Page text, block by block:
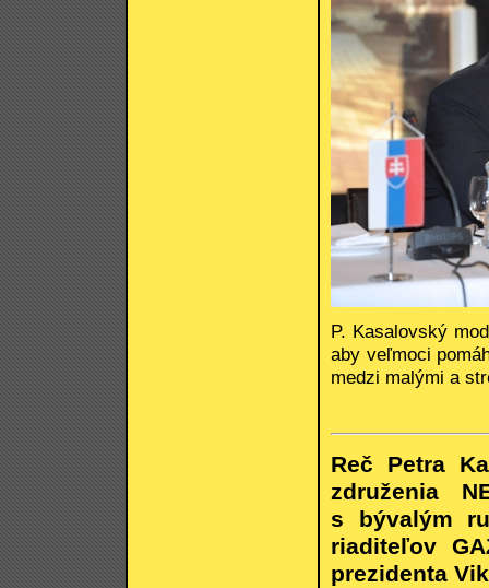
P. Kasalovský
aby veľmoci
medzi malými a
Reč Petra
združenia
s bývalým
riaditeľov
prezidenta